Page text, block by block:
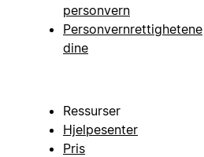
personvern
Personvernrettighetene
dine
Ressurser
Hjelpesenter
Pris